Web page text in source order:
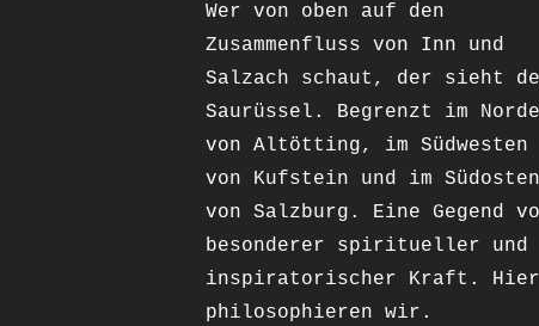
Wer von oben auf den
Zusammenfluss von Inn und
Salzach schaut, der sieht
Saurüssel. Begrenzt im
von Altötting, im Südwesten
von Kufstein und im Südosten
von Salzburg. Eine Gegend
besonderer spiritueller und
inspiratorischer Kraft. Hier
philosophieren wir.